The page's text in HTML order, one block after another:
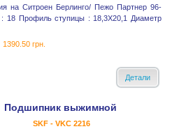
на Ситроен Берлинго/ Пежо Партнер 96-
: 18 Профиль ступицы : 18,3X20,1 Диаметр
1390.50 грн.
Детали
Подшипник выжимной
SKF - VKC 2216